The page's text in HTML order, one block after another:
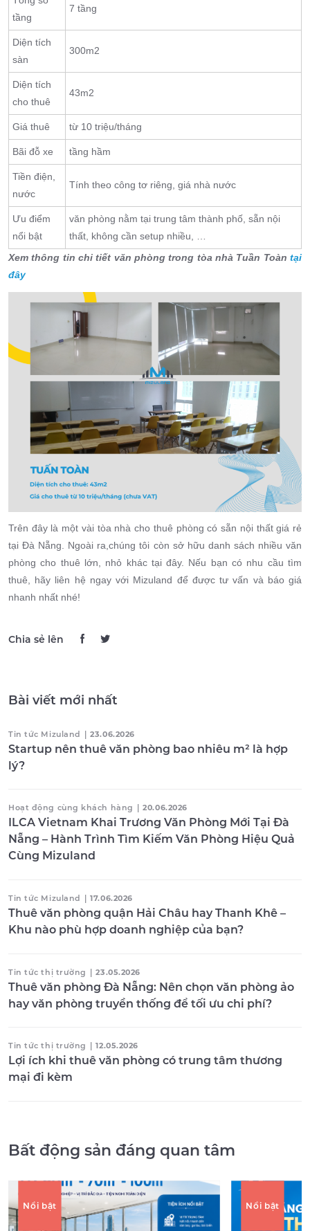
tầng
7 tầng
Diện tích
sàn
300m2
Diện tích
cho thuê
43m2
Giá thuê từ 10 triệu/tháng
Bãi đỗ xe tầng hầm
Tiền điện,
nước
Tính theo công tơ riêng, giá nhà nước
Ưu điểm
nổi bật
văn phòng nằm tại trung tâm thành phố, sẵn nội
thất, không cần setup nhiều, …
Xem thông tin chi tiết văn phòng trong tòa nhà Tuần Toàn tại
đây
Trên đây là một vài tòa nhà cho thuê phòng có sẵn nội thất giá rẻ
tại Đà Nẵng. Ngoài ra,chúng tôi còn sở hữu danh sách nhiều văn
phòng cho thuê lớn, nhỏ khác tại đây. Nếu bạn có nhu cầu tìm
thuê, hãy liên hệ ngay với Mizuland để được tư vấn và báo giá
nhanh nhất nhé!
Chia sẻ lên
Bài viết mới nhất
Tin tức Mizuland | 23.06.2026
Startup nên thuê văn phòng bao nhiêu m² là hợp
lý?
Hoạt động cùng khách hàng 20.06.2026
ILCA Vietnam Khai Trương Văn Phòng Mới Tại Đà
Nẵng – Hành Trình Tìm Kiếm Văn Phòng Hiệu Quả
Cùng Mizuland
Tin tức Mizuland 17.06.2026
Thuê văn phòng quận Hải Châu hay Thanh Khê –
Khu nào phù hợp doanh nghiệp của bạn?
Tin tức thị trường | 23.05.2026
Thuê văn phòng Đà Nẵng: Nên chọn văn phòng ảo
hay văn phòng truyền thống để tối ưu chi phí?
Tin tức thị trường 12.05.2026
Lợi ích khi thuê văn phòng có trung tâm thương
mại đi kèm
Bất động sản đáng quan tâm
Nổi bật Nổi bật